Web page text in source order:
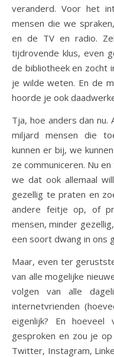
veranderd. Voor het
mensen die we
en de TV en radio.
tijdrovende klus, even
de bibliotheek en zocht
je wilde weten. En de
hoorde je ook
Tja, hoe anders dan nu.
miljard mensen die
kunnen er bij, we
ze communiceren. Nu
we dat ook allemaal
gezellig te praten en
andere feitje op, of
mensen, minder
een soort dwang in ons
Maar, even ter
van alle mogelijke
volgen van alle
internetvrienden
eigenlijk? En
gesproken en zou je
Twitter, Instagram,